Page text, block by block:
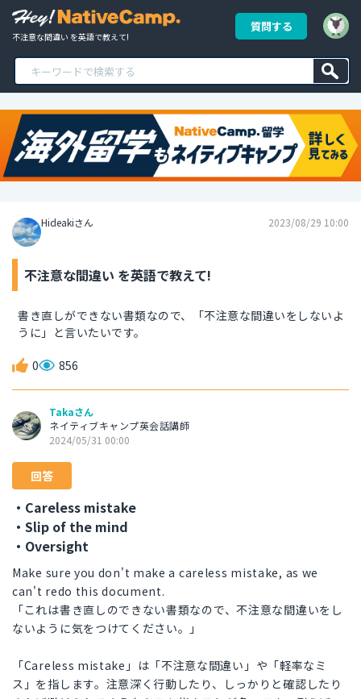
不注意な間違い を英語で教えて!
質問する
Hideakiさん 2023/08/29 10:00
不注意な間違い を英語で教えて!
書き直しができない書類なので、「不注意な間違いをしないよ
うに」と言いたいです。
0 856
Takaさん
ネイティブキャンプ英会話講師
2024/05/31 00:00
回答
・Careless mistake
・Slip of the mind
・Oversight
Make sure you don't make a careless mistake, as we
can't redo this document.
「これは書き直しのできない書類なので、不注意な間違いをし
ないように気をつけてください。」
「Careless mistake」は「不注意な間違い」や「軽率なミ
ス」を指します。注意深く行動したり、しっかりと確認したり